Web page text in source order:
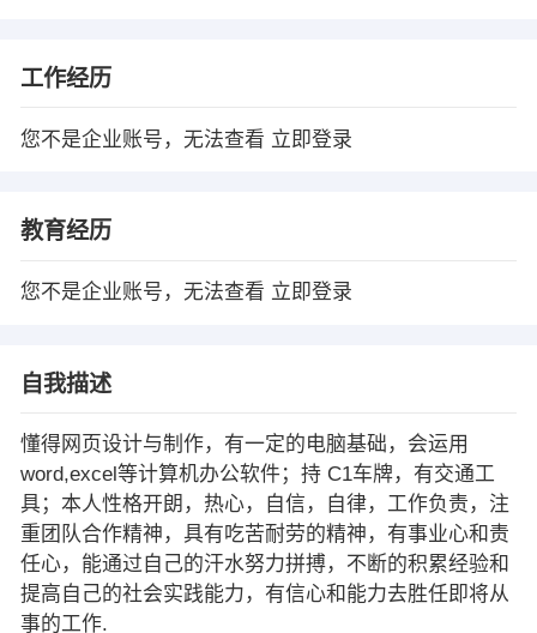
工作经历
您不是企业账号，无法查看 立即登录
教育经历
您不是企业账号，无法查看 立即登录
自我描述
懂得网页设计与制作，有一定的电脑基础，会运用
word,excel等计算机办公软件；持 C1车牌，有交通工
具；本人性格开朗，热心，自信，自律，工作负责，注
重团队合作精神，具有吃苦耐劳的精神，有事业心和责
任心，能通过自己的汗水努力拼搏，不断的积累经验和
提高自己的社会实践能力，有信心和能力去胜任即将从
事的工作.